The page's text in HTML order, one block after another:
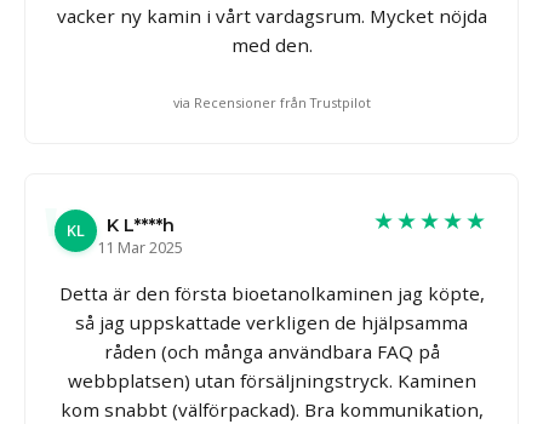
vacker ny kamin i vårt vardagsrum. Mycket nöjda
med den.
via Recensioner från Trustpilot
KL
K L****h
11 Mar 2025
★★★★★
Detta är den första bioetanolkaminen jag köpte,
så jag uppskattade verkligen de hjälpsamma
råden (och många användbara FAQ på
webbplatsen) utan försäljningstryck. Kaminen
kom snabbt (välförpackad). Bra kommunikation,